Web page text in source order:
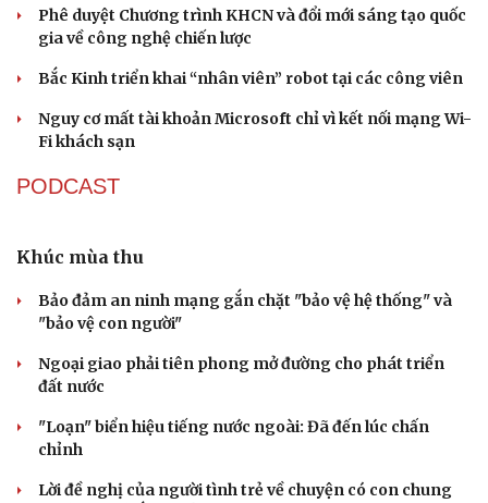
Sức khỏe
Dinh dưỡng - món ngon
Cây thuốc
Sản phụ khoa
Nhi khoa
Nam khoa
Phòng mạch online
Đời sống
Tình yêu - Gia đình
Phê duyệt Chương trình KHCN và đổi mới sáng tạo quốc
gia về công nghệ chiến lược
Bắc Kinh triển khai “nhân viên” robot tại các công viên
Nguy cơ mất tài khoản Microsoft chỉ vì kết nối mạng Wi-
Fi khách sạn
PODCAST
Khúc mùa thu